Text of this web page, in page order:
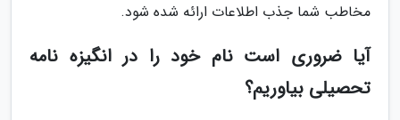
مخاطب شما جذب اطلاعات ارائه شده شود.
آیا ضروری است نام خود را در انگیزه نامه
تحصیلی بیاوریم؟